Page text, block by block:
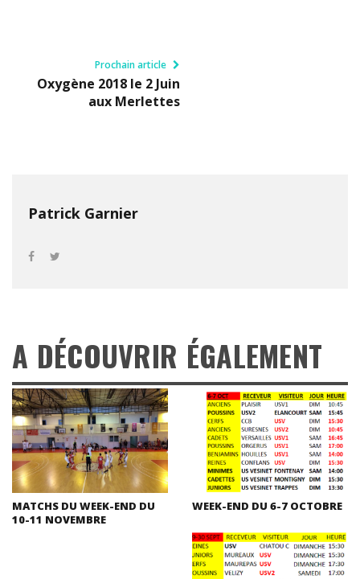
Prochain article
Oxygène 2018 le 2 Juin
aux Merlettes
Patrick Garnier
A DÉCOUVRIR ÉGALEMENT
MATCHS DU WEEK-END DU
10-11 NOVEMBRE
WEEK-END DU 6-7 OCTOBRE